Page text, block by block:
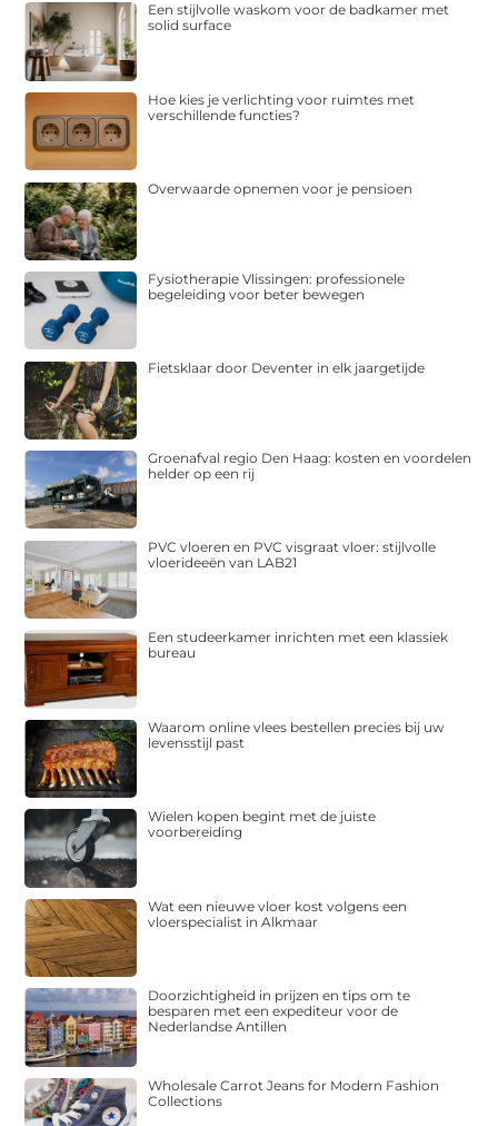
Een stijlvolle waskom voor de badkamer met
solid surface
Hoe kies je verlichting voor ruimtes met
verschillende functies?
Overwaarde opnemen voor je pensioen
Fysiotherapie Vlissingen: professionele
begeleiding voor beter bewegen
Fietsklaar door Deventer in elk jaargetijde
Groenafval regio Den Haag: kosten en voordelen
helder op een rij
PVC vloeren en PVC visgraat vloer: stijlvolle
vloerideeën van LAB21
Een studeerkamer inrichten met een klassiek
bureau
Waarom online vlees bestellen precies bij uw
levensstijl past
Wielen kopen begint met de juiste
voorbereiding
Wat een nieuwe vloer kost volgens een
vloerspecialist in Alkmaar
Doorzichtigheid in prijzen en tips om te
besparen met een expediteur voor de
Nederlandse Antillen
Wholesale Carrot Jeans for Modern Fashion
Collections